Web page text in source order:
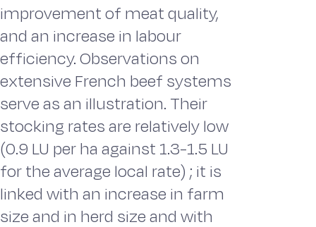
improvement of meat quality,
and an increase in labour
efficiency. Observations on
extensive French beef systems
serve as an illustration. Their
stocking rates are relatively low
(0.9 LU per ha against 1.3-1.5 LU
for the average local rate) ; it is
linked with an increase in farm
size and in herd size and with